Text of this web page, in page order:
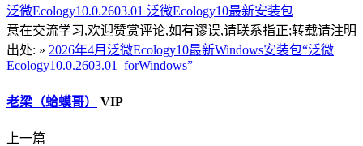
泛微Ecology10.0.2603.01 泛微Ecology10最新安装包
意在交流学习,欢迎赞赏评论,如有谬误,请联系指正;转载请注明
出处: » 2026年4月泛微Ecology10最新Windows安装包“泛微
Ecology10.0.2603.01_forWindows”
老梁（蛤蟆哥） VIP
上一篇